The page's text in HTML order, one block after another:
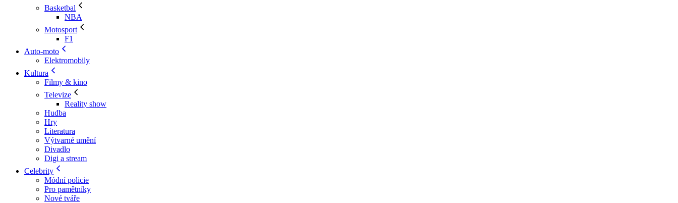
Basketbal
NBA
Motosport
F1
Auto-moto
Elektromobily
Kultura
Filmy & kino
Televize
Reality show
Hudba
Hry
Literatura
Výtvarné umění
Divadlo
Digi a stream
Celebrity
Módní policie
Pro pamětníky
Nové tváře